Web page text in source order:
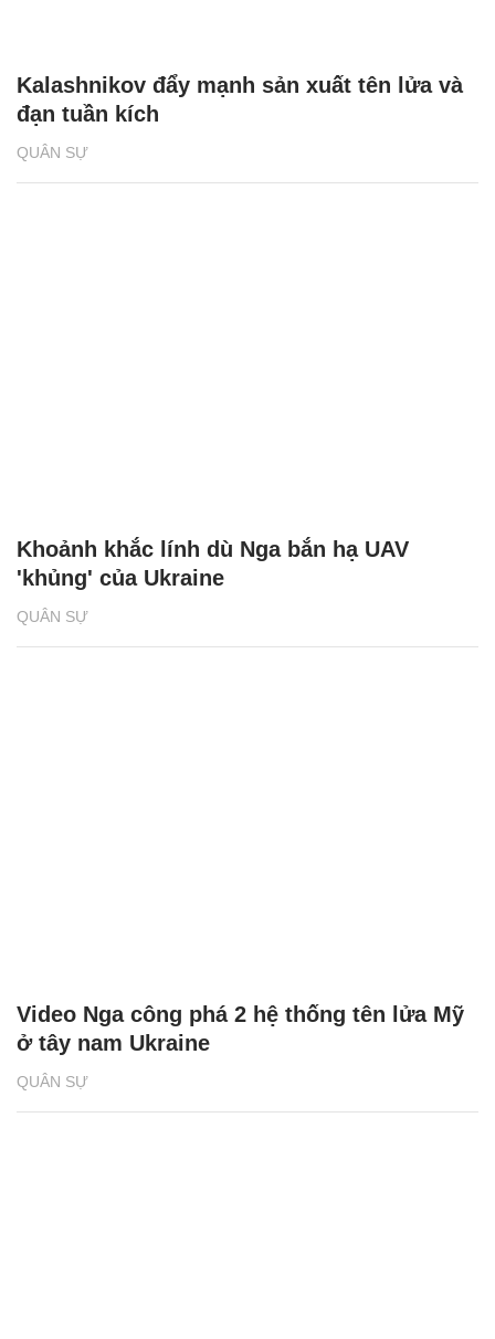
QUÂN SỰ
Kalashnikov đẩy mạnh sản xuất tên lửa và
đạn tuần kích
QUÂN SỰ
Khoảnh khắc lính dù Nga bắn hạ UAV
'khủng' của Ukraine
QUÂN SỰ
Video Nga công phá 2 hệ thống tên lửa Mỹ
ở tây nam Ukraine